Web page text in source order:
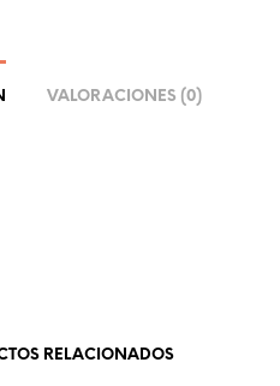
VALORACIONES (0)
RELACIONADOS